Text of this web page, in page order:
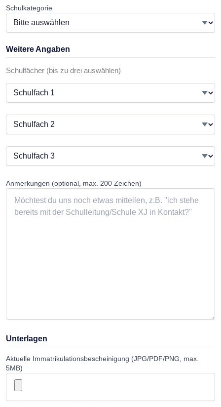
Schulkategorie
Weitere Angaben
Schulfächer (bis zu drei auswählen)
Anmerkungen (optional, max. 200 Zeichen)
Unterlagen
Aktuelle Immatrikulationsbescheinigung (JPG/PDF/PNG, max.
5MB)